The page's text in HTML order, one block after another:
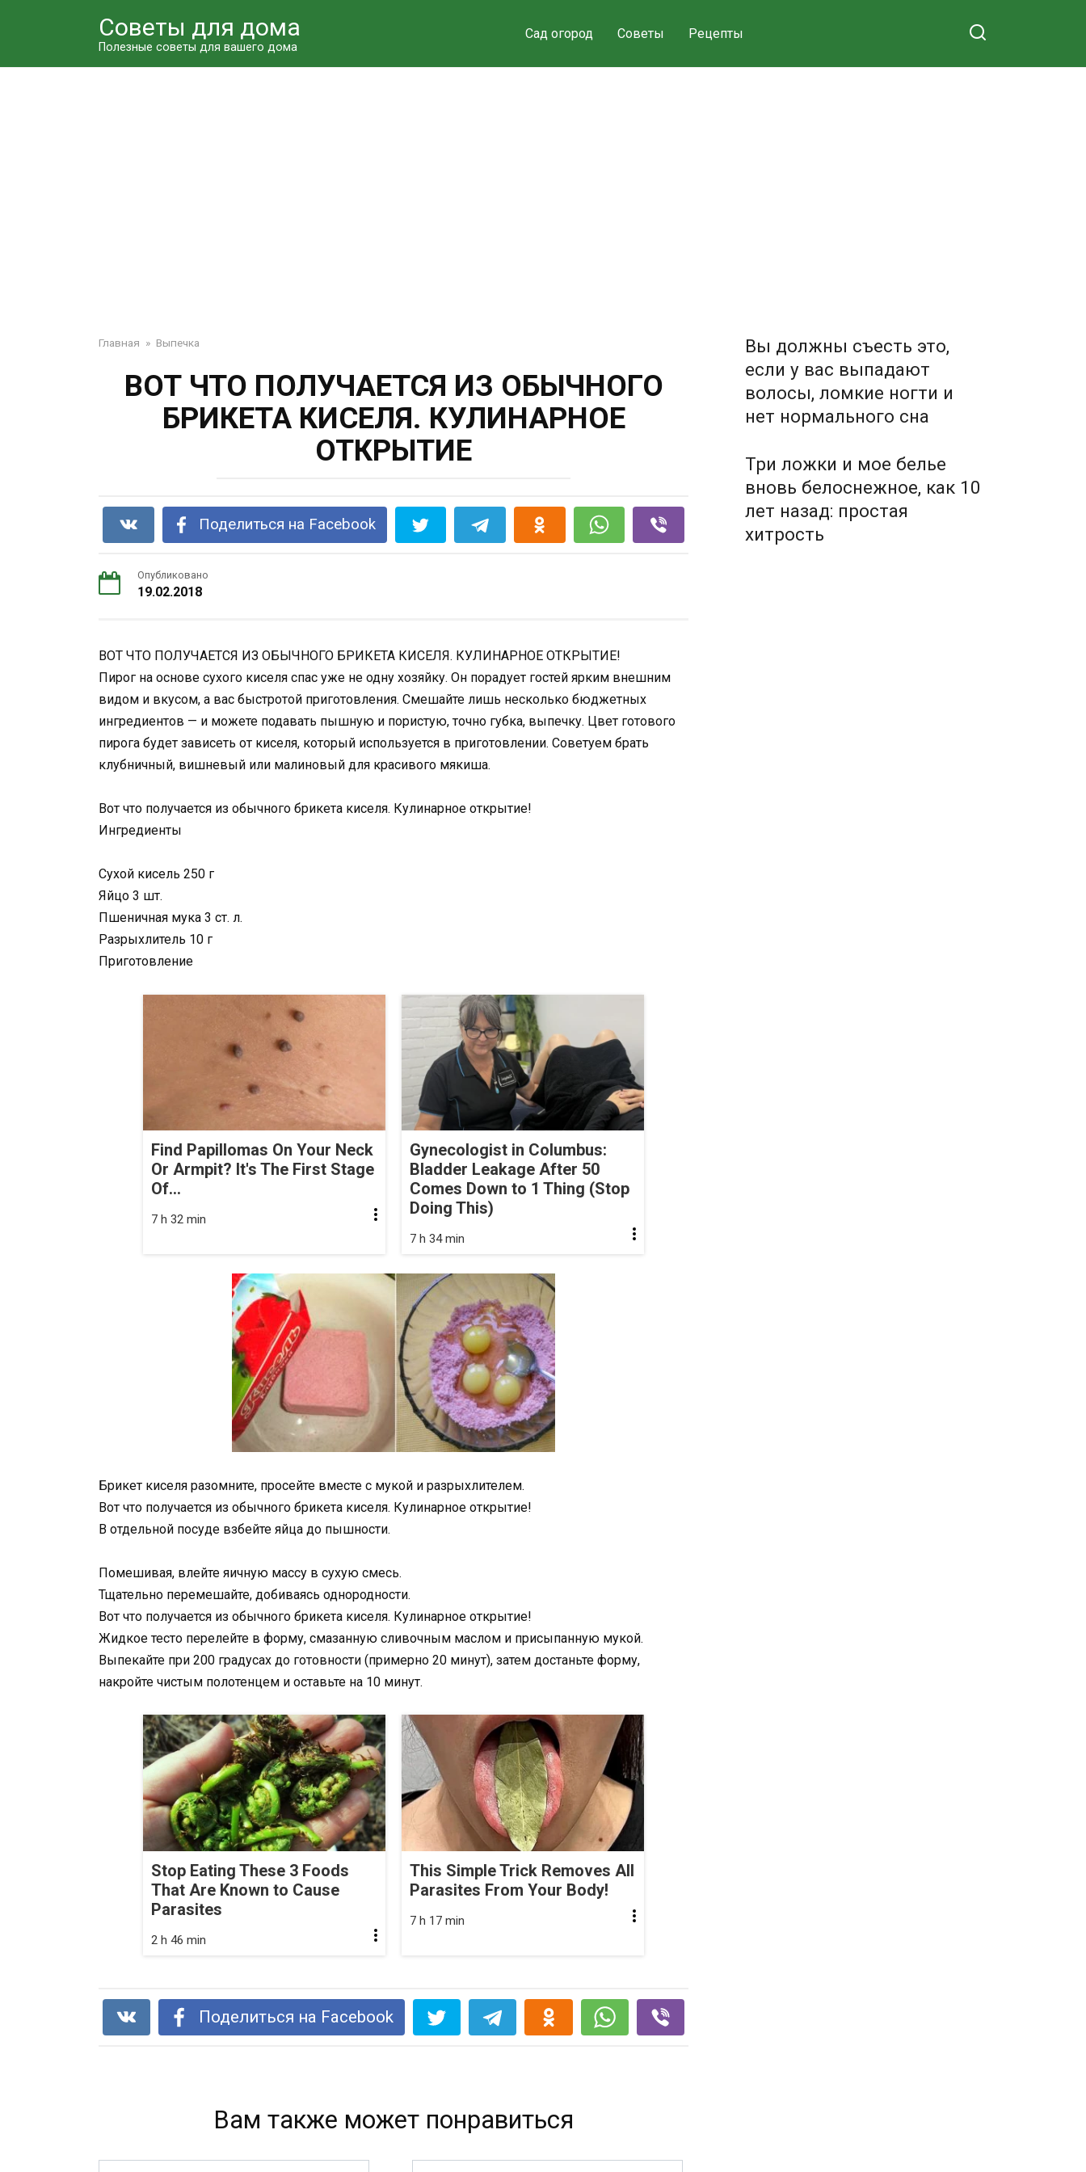
Советы для дома
Полезные советы для вашего дома
Сад огород Советы Рецепты
Главная » Выпечка
ВОТ ЧТО ПОЛУЧАЕТСЯ ИЗ ОБЫЧНОГО
БРИКЕТА КИСЕЛЯ. КУЛИНАРНОЕ
ОТКРЫТИЕ
Поделиться на Facebook
Опубликовано
19.02.2018
ВОТ ЧТО ПОЛУЧАЕТСЯ ИЗ ОБЫЧНОГО БРИКЕТА КИСЕЛЯ. КУЛИНАРНОЕ ОТКРЫТИЕ!
Пирог на основе сухого киселя спас уже не одну хозяйку. Он порадует гостей ярким внешним
видом и вкусом, а вас быстротой приготовления. Смешайте лишь несколько бюджетных
ингредиентов — и можете подавать пышную и пористую, точно губка, выпечку. Цвет готового
пирога будет зависеть от киселя, который используется в приготовлении. Советуем брать
клубничный, вишневый или малиновый для красивого мякиша.
Вот что получается из обычного брикета киселя. Кулинарное открытие!
Ингредиенты
Сухой кисель 250 г
Яйцо 3 шт.
Пшеничная мука 3 ст. л.
Разрыхлитель 10 г
Приготовление
Find Papillomas On Your Neck
Or Armpit? It's The First Stage
Of...
7 h 32 min
Gynecologist in Columbus:
Bladder Leakage After 50
Comes Down to 1 Thing (Stop
Doing This)
7 h 34 min
Брикет киселя разомните, просейте вместе с мукой и разрыхлителем.
Вот что получается из обычного брикета киселя. Кулинарное открытие!
В отдельной посуде взбейте яйца до пышности.
Помешивая, влейте яичную массу в сухую смесь.
Тщательно перемешайте, добиваясь однородности.
Вот что получается из обычного брикета киселя. Кулинарное открытие!
Жидкое тесто перелейте в форму, смазанную сливочным маслом и присыпанную мукой.
Выпекайте при 200 градусах до готовности (примерно 20 минут), затем достаньте форму,
накройте чистым полотенцем и оставьте на 10 минут.
Stop Eating These 3 Foods
That Are Known to Cause
Parasites
2 h 46 min
This Simple Trick Removes All
Parasites From Your Body!
7 h 17 min
Поделиться на Facebook
Вам также может понравиться
Вы должны съесть это,
если у вас выпадают
волосы, ломкие ногти и
нет нормального сна
Три ложки и мое белье
вновь белоснежное, как 10
лет назад: простая
хитрость